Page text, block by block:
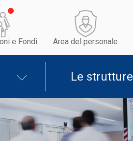
e Fondi Area del personale
Le strutture